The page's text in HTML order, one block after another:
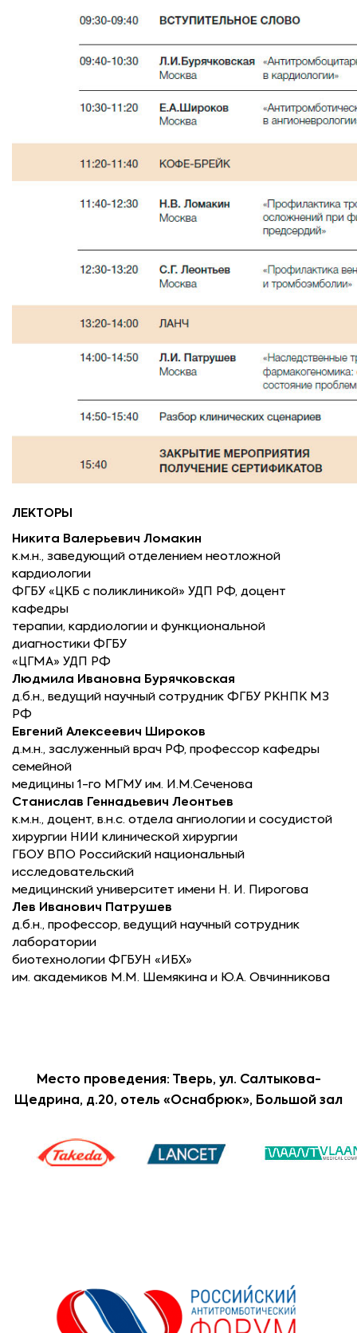
ЛЕКТОРЫ
Никита Валерьевич Ломакин
к.м.н., заведующий отделением неотложной
кардиологии
ФГБУ «ЦКБ с поликлиникой» УДП РФ, доцент
кафедры
терапии, кардиологии и функциональной
диагностики ФГБУ
«ЦГМА» УДП РФ
Людмила Ивановна Бурячковская
д.б.н., ведущий научный сотрудник ФГБУ РКНПК МЗ
РФ
Евгений Алексеевич Широков
д.м.н., заслуженный врач РФ, профессор кафедры
семейной
медицины 1-го МГМУ им. И.М.Сеченова
Станислав Геннадьевич Леонтьев
к.м.н., доцент, в.н.с. отдела ангиологии и сосудистой
хирургии НИИ клинической хирургии
ГБОУ ВПО Российский национальный
исследовательский
медицинский университет имени Н. И. Пирогова
Лев Иванович Патрушев
д.б.н., профессор, ведущий научный сотрудник
лаборатории
биотехнологии ФГБУН «ИБХ»
им. академиков М.М. Шемякина и Ю.А. Овчинникова
Место проведения: Тверь, ул. Салтыкова-
Щедрина, д.20, отель «Оснабрюк», Большой зал